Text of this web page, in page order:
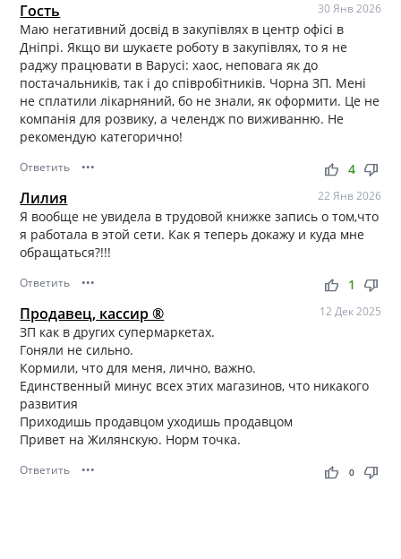
Гость 30 Янв 2026
Маю негативний досвід в закупівлях в центр офісі в
Дніпрі. Якщо ви шукаєте роботу в закупівлях, то я не
раджу працювати в Варусі: хаос, неповага як до
постачальників, так і до співробітників. Чорна ЗП. Мені
не сплатили лікарняний, бо не знали, як оформити. Це не
компанія для розвику, а челендж по виживанню. Не
рекомендую категорично!
Ответить ••• thumb_up thumb_down
4
Лилия 22 Янв 2026
Я вообще не увидела в трудовой книжке запись о том,что
я работала в этой сети. Как я теперь докажу и куда мне
обращаться?!!!
Ответить ••• thumb_up thumb_down
1
Продавец, кассир ® 12 Дек 2025
ЗП как в других супермаркетах.
Гоняли не сильно.
Кормили, что для меня, лично, важно.
Единственный минус всех этих магазинов, что никакого
развития
Приходишь продавцом уходишь продавцом
Привет на Жилянскую. Норм точка.
Ответить ••• thumb_up thumb_down
0